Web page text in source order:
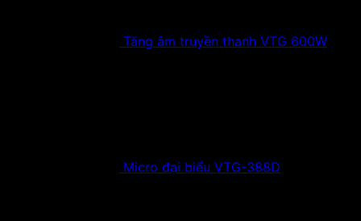
Tăng âm truyền thanh VTG 600W
Micro đại biểu VTG-388D